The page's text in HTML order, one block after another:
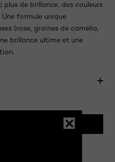
de brillance, des couleurs
formule unique
(rose, graines de camélia,
brillance ultime et une